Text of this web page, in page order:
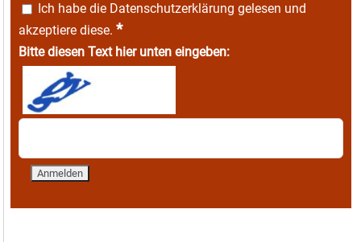
Ich habe die Datenschutzerklärung gelesen und
akzeptiere diese. *
Bitte diesen Text hier unten eingeben: